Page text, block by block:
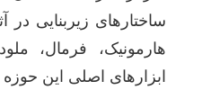
ساختارهای زیربنایی
هارمونیک، فرمال،
ابزارهای اصلی این